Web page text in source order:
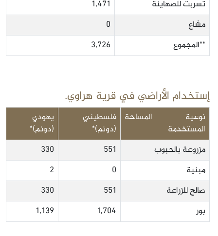
تسربت للصهاينة
1,471
مشاع
0
**المجموع
3,726
إستخدام الأراضي في قرية هراوي.
نوعية المساحة
المستخدمة
فلسطيني
(دونم)*
يهودي
(دونم)*
مزروعة بالحبوب
551
330
مبنية
0
2
صالح للزراعة
551
330
بور
1,704
1,139